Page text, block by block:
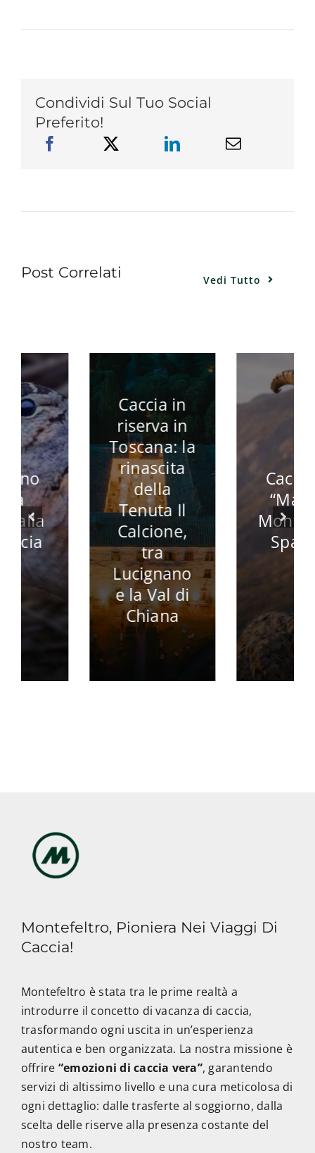
Condividi Sul Tuo Social
Preferito!
Post Correlati Vedi Tutto
Caccia in
riserva in
Toscana: la
rinascita
della
Tenuta Il
Calcione,
tra
Lucignano
e la Val di
Chiana
Caccia al
Montes” in
Spagna
Montefeltro, Pioniera Nei Viaggi Di
Caccia!
Montefeltro è stata tra le prime realtà a
introdurre il concetto di vacanza di caccia,
trasformando ogni uscita in un’esperienza
autentica e ben organizzata. La nostra missione è
offrire “emozioni di caccia vera”, garantendo
servizi di altissimo livello e una cura meticolosa di
ogni dettaglio: dalle trasferte al soggiorno, dalla
scelta delle riserve alla presenza costante del
nostro team.